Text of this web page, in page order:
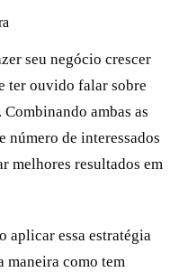
seu negócio crescer
ter ouvido falar sobre
. Combinando ambas as
número de interessados
melhores resultados em
aplicar essa estratégia
maneira como tem